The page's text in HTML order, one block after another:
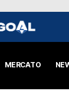
MERCATO